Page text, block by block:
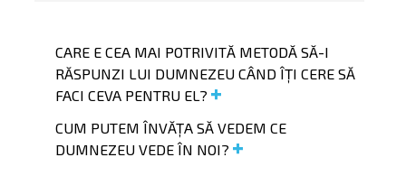
CARE E CEA MAI POTRIVITĂ METODĂ SĂ-I
RĂSPUNZI LUI DUMNEZEU CÂND ÎȚI CERE SĂ
FACI CEVA PENTRU EL?
CUM PUTEM ÎNVĂȚA SĂ VEDEM CE
DUMNEZEU VEDE ÎN NOI?